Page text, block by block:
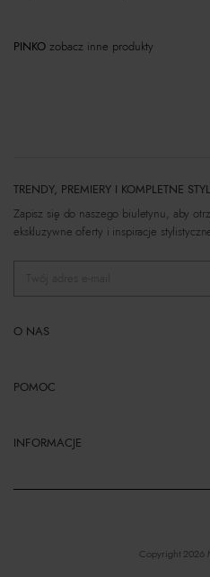
PINKO zobacz inne produkty
TRENDY, PREMIERY I KOMPLETNE
Zapisz się do naszego biuletynu, aby
ekskluzywne oferty i inspiracje
O NAS
POMOC
INFORMACJE
Copyright 2026